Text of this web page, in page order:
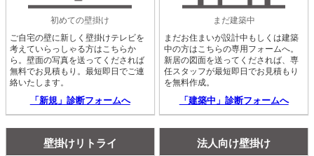
初めての壁掛け
ご自宅の壁に新しく壁掛けテレビを
考えていらっしゃる方はこちらか
ら。壁面の写真を送ってくだされば
無料でお見積もり。最短即日でご連
絡いたします。
「新規」診断フォームへ
まだ建築中
まだお住まいが設計中もしくは建築
中の方はこちらの専用フォームへ。
新居の図面を送ってくだされば、専
任スタッフが最短即日でお見積もり
を無料作成。
「建築中」診断フォームへ
壁掛けリトライ 法人向け壁掛け